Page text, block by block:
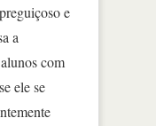
e
a
com
ele se